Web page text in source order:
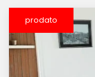
prodato